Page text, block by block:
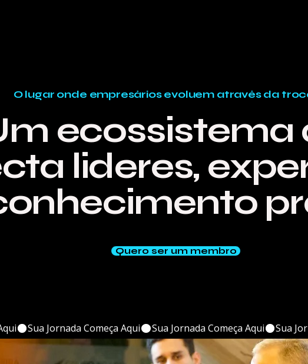
O lugar onde empresários evoluem através da
ecossistema
líderes,
Quero ser um membro